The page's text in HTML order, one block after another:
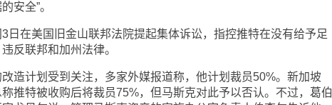
安全”。
日在美国旧金山联邦法院提起集体诉讼，指控推特在没有给予足
反联邦和加州法律。
造计划受到关注，多家外媒报道称，他计划裁员50%。新加坡
推特被收购后将裁员75%，但马斯克对此予以否认。不过，葛伯